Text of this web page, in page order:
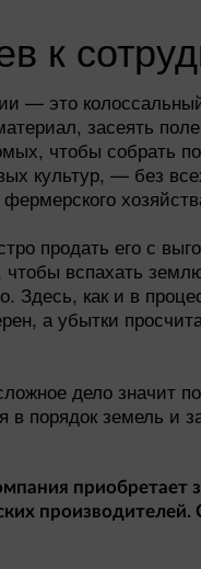
к
— это
засеять
чтобы собрать
культур, — без
продать его с
вспахать
Здесь, как и в
а убытки
дело значит
порядок земель и
приобретает